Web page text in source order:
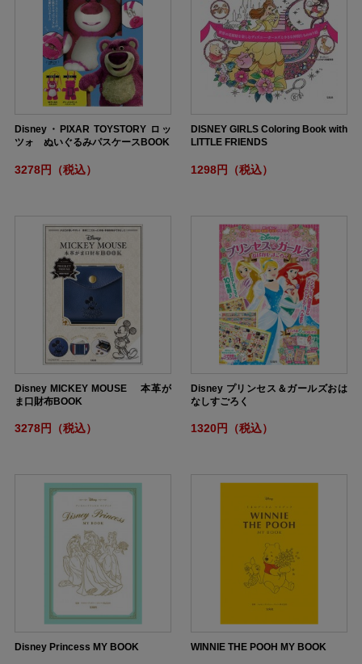
Disney・PIXAR TOYSTORY ロッ
ツォ ぬいぐるみパスケースBOOK
3278円（税込）
DISNEY GIRLS Coloring Book with
LITTLE FRIENDS
1298円（税込）
Disney MICKEY MOUSE 本革が
ま口財布BOOK
3278円（税込）
Disney プリンセス＆ガールズおは
なしすごろく
1320円（税込）
Disney Princess MY BOOK WINNIE THE POOH MY BOOK